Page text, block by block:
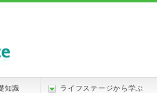
知識 ライフステージから学ぶ